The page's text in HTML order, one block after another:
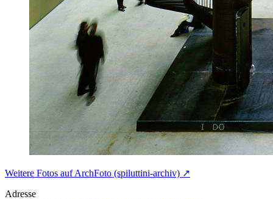
Weitere Fotos auf ArchFoto (spiluttini-archiv) ↗
Adresse